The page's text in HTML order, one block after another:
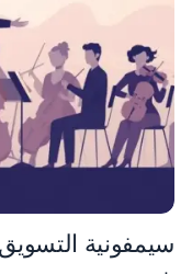
سيمفونية